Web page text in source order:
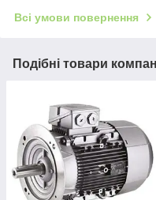
Всі умови повернення
Подібні товари